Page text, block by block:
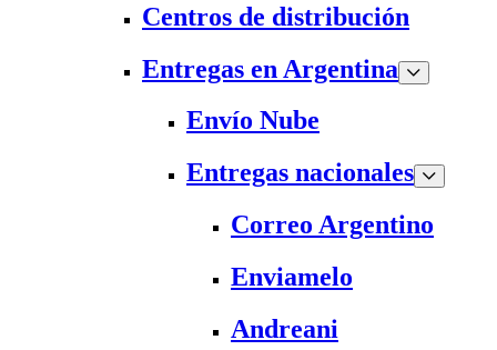
Centros de distribución
Entregas en Argentina
Envío Nube
Entregas nacionales
Correo Argentino
Enviamelo
Andreani